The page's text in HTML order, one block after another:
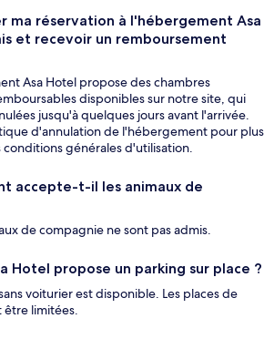
ma réservation à l'hébergement Asa
et recevoir un remboursement
Asa Hotel propose des chambres
disponibles sur notre site, qui
jusqu'à quelques jours avant l'arrivée.
d'annulation de l'hébergement pour plus
conditions générales d'utilisation.
accepte-t-il les animaux de
de compagnie ne sont pas admis.
Hotel propose un parking sur place ?
voiturier est disponible. Les places de
limitées.